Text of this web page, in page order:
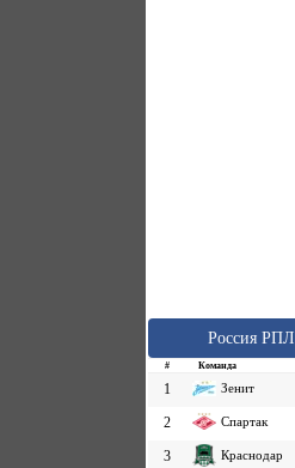
Россия РПЛ
# Команда
1 Зенит
2
Спартак
3
Краснодар